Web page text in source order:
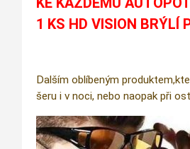
1 KS HD VISION BRÝLÍ
Dalším oblíbeným
šeru i v noci, nebo naopak při